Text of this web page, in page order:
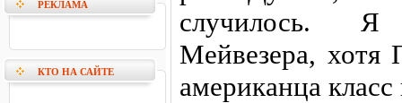
РЕКЛАМА
КТО НА САЙТЕ
случилось. Я
Мейвезера,
американца